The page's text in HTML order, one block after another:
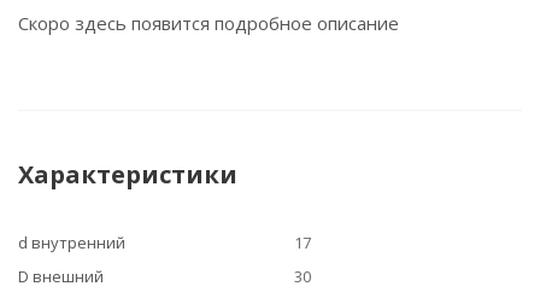
Скоро здесь появится подробное описание
Характеристики
d внутренний
17
D внешний
30